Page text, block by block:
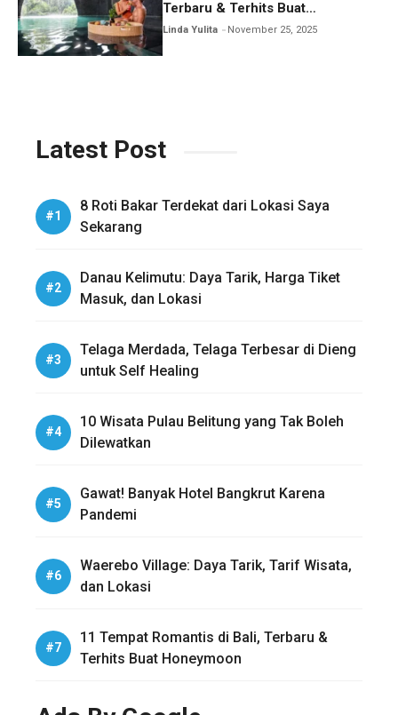
Terbaru & Terhits Buat
Honeymoon
Linda Yulita November 25, 2025
Latest Post
8 Roti Bakar Terdekat dari Lokasi Saya
Sekarang
Danau Kelimutu: Daya Tarik, Harga Tiket
Masuk, dan Lokasi
Telaga Merdada, Telaga Terbesar di Dieng
untuk Self Healing
10 Wisata Pulau Belitung yang Tak Boleh
Dilewatkan
Gawat! Banyak Hotel Bangkrut Karena
Pandemi
Waerebo Village: Daya Tarik, Tarif Wisata,
dan Lokasi
11 Tempat Romantis di Bali, Terbaru &
Terhits Buat Honeymoon